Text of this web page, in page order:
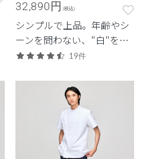
32,890円 (税込)
シンプルで上品。年齢やシ
ーンを問わない、"白"を追
求したクラシコの定番モデ
19件